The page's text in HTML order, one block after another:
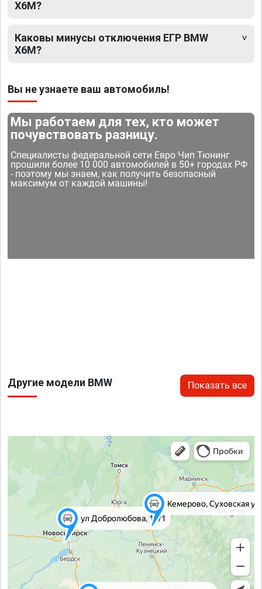
X6M?
Каковы минусы отключения ЕГР BMW
X6M?
Вы не узнаете ваш автомобиль!
Мы работаем для тех, кто может
почувствовать разницу.
Специалисты федеральной сети Евро Чип Тюнинг
прошили более 10 000 автомобилей в 50+ городах РФ
- поэтому мы знаем, как получить безопасный
максимум от каждой машины!
Другие модели BMW Показать все